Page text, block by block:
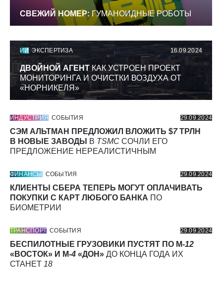
СВЕЖИЙ НОМЕР: ГУМАНОИДНЫЕ РОБОТЫ
ИИ ЭКСПЕРТИЗА 16.09.2024
ДВОЙНОЙ АГЕНТКАК УСТРОЕН ПРОЕКТ
МОНИТОРИНГА И ОЧИСТКИ ВОЗДУХА ОТ
«НОРНИКЕЛЯ»
ИНДУСТРИЯ СОБЫТИЯ 29.09.2024
СЭМ АЛЬТМАН ПРЕДЛОЖИЛ ВЛОЖИТЬ $7ТРЛН
В НОВЫЕ ЗАВОДЫ
В TSMC СОЧЛИ ЕГО
ПРЕДЛОЖЕНИЕ НЕРЕАЛИСТИЧНЫМ
ФИНАНСЫ СОБЫТИЯ 29.09.2024
КЛИЕНТЫ СБЕРА ТЕПЕРЬ МОГУТ ОПЛАЧИВАТЬ
ПОКУПКИ С КАРТ ЛЮБОГО БАНКА ПО
БИОМЕТРИИ
ТРАНСПОРТ СОБЫТИЯ 29.09.2024
БЕСПИЛОТНЫЕ ГРУЗОВИКИ ПУСТЯТ ПО М-12
«ВОСТОК» И М-4 «ДОН» ДО КОНЦА ГОДА ИХ
СТАНЕТ 18